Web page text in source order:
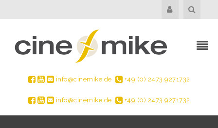
info@cinemike.de +49 (0) 2473 9271732
info@cinemike.de +49 (0) 2473 9271732